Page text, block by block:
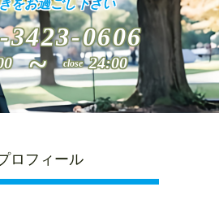
をお過ごし下さい
3423-0606
~ close 24:00
ロフィール